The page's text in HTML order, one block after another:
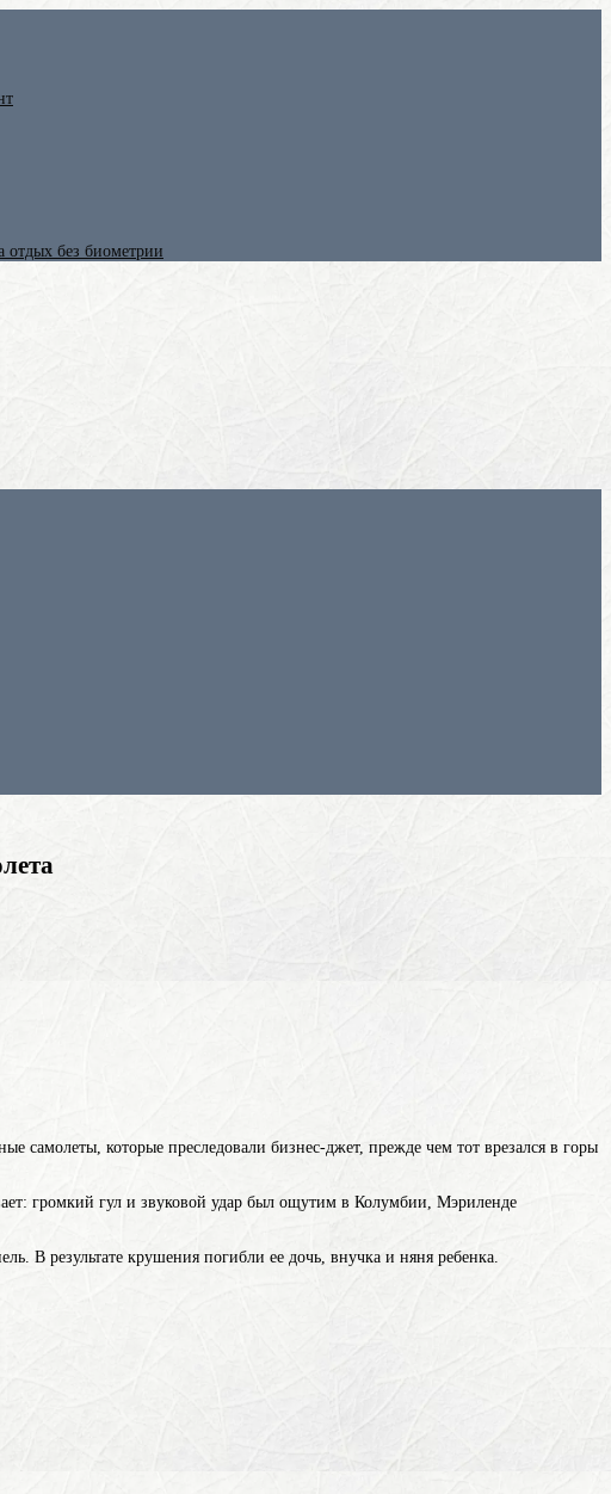
отдых без биометрии
самолеты, которые преследовали бизнес-джет, прежде чем тот врезался в горы
громкий гул и звуковой удар был ощутим в Колумбии, Мэриленде
В результате крушения погибли ее дочь, внучка и няня ребенка.